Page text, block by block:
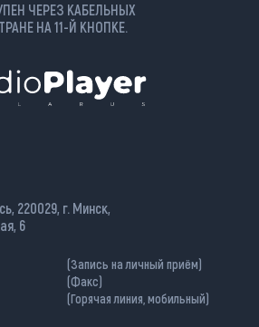
ЧЕРЕЗ КАБЕЛЬНЫХ
НА 11-Й КНОПКЕ.
220029, г. Минск,
6
(Запись на личный приём)
(Факс)
(Горячая линия, мобильный)